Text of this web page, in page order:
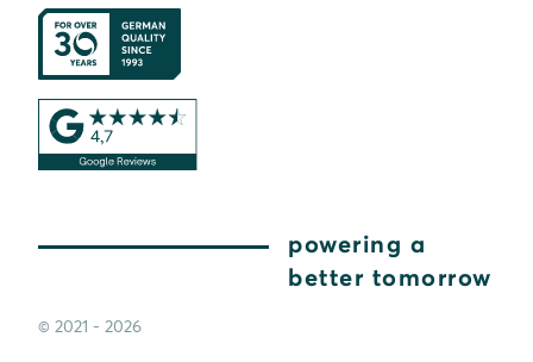
powering a
better tomorrow
© 2021 - 2026